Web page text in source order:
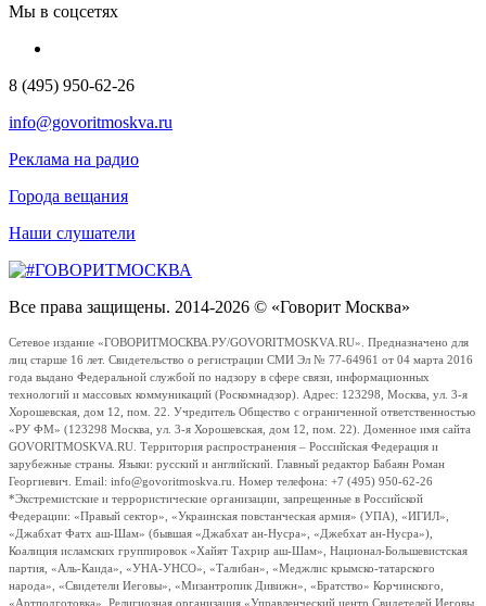
Мы в соцсетях
8 (495) 950-62-26
info@govoritmoskva.ru
Реклама на радио
Города вещания
Наши слушатели
Все права защищены. 2014-2026 © «Говорит Москва»
Сетевое издание «ГОВОРИТМОСКВА.РУ/GOVORITMOSKVA.RU». Предназначено для
лиц старше 16 лет. Свидетельство о регистрации СМИ Эл № 77-64961 от 04 марта 2016
года выдано Федеральной службой по надзору в сфере связи, информационных
технологий и массовых коммуникаций (Роскомнадзор). Адрес: 123298, Москва, ул. 3-я
Хорошевская, дом 12, пом. 22. Учредитель Общество с ограниченной ответственностью
«РУ ФМ» (123298 Москва, ул. 3-я Хорошевская, дом 12, пом. 22). Доменное имя сайта
GOVORITMOSKVA.RU. Территория распространения – Российская Федерация и
зарубежные страны. Языки: русский и английский. Главный редактор Бабаян Роман
Георгиевич. Email: info@govoritmoskva.ru. Номер телефона: +7 (495) 950-62-26
*Экстремистские и террористические организации, запрещенные в Российской
Федерации: «Правый сектор», «Украинская повстанческая армия» (УПА), «ИГИЛ»,
«Джабхат Фатх аш-Шам» (бывшая «Джабхат ан-Нусра», «Джебхат ан-Нусра»),
Коалиция исламских группировок «Хайят Тахрир аш-Шам», Национал-Большевистская
партия, «Аль-Каида», «УНА-УНСО», «Талибан», «Меджлис крымско-татарского
народа», «Свидетели Иеговы», «Мизантропик Дивижн», «Братство» Корчинского,
«Артподготовка», Религиозная организация «Управленческий центр Свидетелей Иеговы